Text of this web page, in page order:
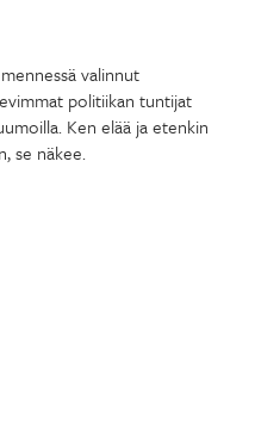
valinnut
politiikan tuntijat
Ken elää ja etenkin
se näkee.